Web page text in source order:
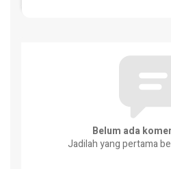
Belum ada
Jadilah yang pertama